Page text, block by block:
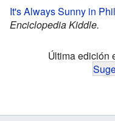
It's Always Sunny in
Enciclopedia Kiddle.
Última edición